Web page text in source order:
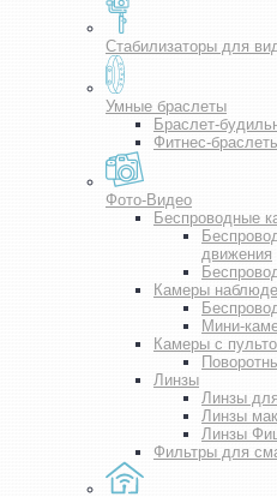
Стабилизаторы для
Умные браслеты
Браслет-
Фитнес-
Фото-Видео
Беспроводные
движения
Камеры
Мини-
Камеры с
Линзы
Линзы
Линзы
Линзы
Фильтры для